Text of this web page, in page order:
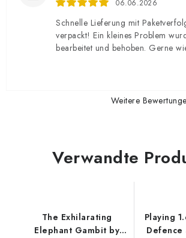
06.06.2026
Schnelle Lieferung mit
verpackt! Ein kleines Problem
bearbeitet und behoben. Gerne
Weitere
Verwandte
The Exhilarating
Elephant Gambit by
Playing
Defence